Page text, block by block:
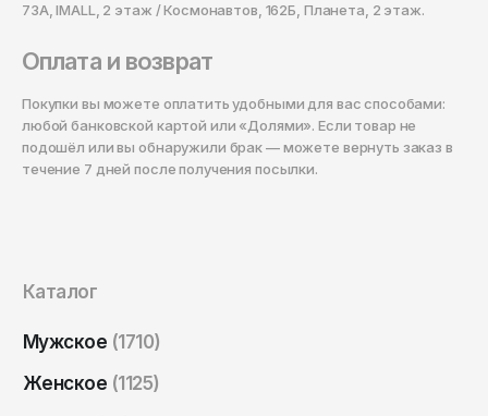
73А, IMALL, 2 этаж / Космонавтов, 162Б, Планета, 2 этаж.
Оплата и возврат
Покупки вы можете оплатить удобными для вас способами:
любой банковской картой или «Долями». Если товар не
подошёл или вы обнаружили брак — можете вернуть заказ в
течение 7 дней после получения посылки.
Каталог
Мужское (1710)
Женское (1125)